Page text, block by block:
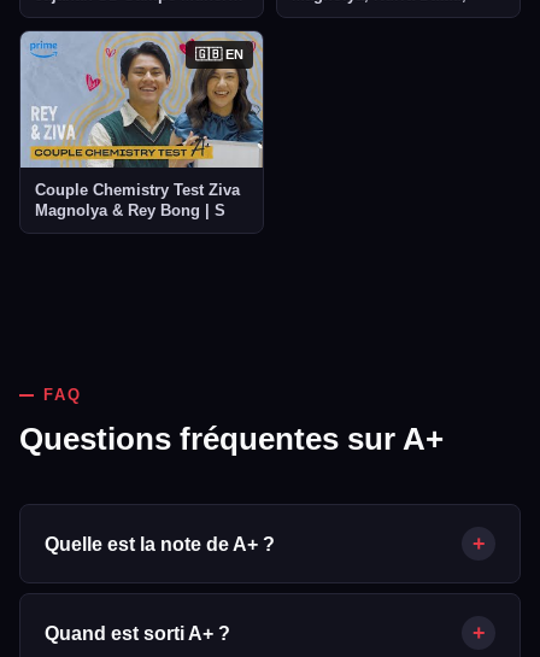
😂
🇬🇧 EN
Couple Chemistry Test Ziva
Magnolya & Rey Bong | S
FAQ
Questions fréquentes sur A+
Quelle est la note de A+ ? +
A+ obtient une note de 9.2/10 sur Mabell.fr, calculée à partir de
9 votes d'utilisateurs (données TMDB).
Quand est sorti A+ ? +